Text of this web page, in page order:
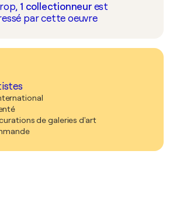
1 collectionneur est
par cette oeuvre
de galeries d'art